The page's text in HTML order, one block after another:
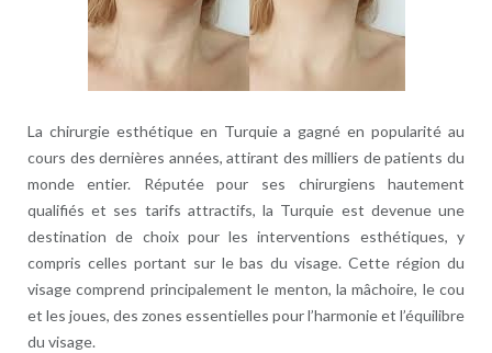
La chirurgie esthétique en Turquie a gagné en popularité au
cours des dernières années, attirant des milliers de patients du
monde entier. Réputée pour ses chirurgiens hautement
qualifiés et ses tarifs attractifs, la Turquie est devenue une
destination de choix pour les interventions esthétiques, y
compris celles portant sur le bas du visage. Cette région du
visage comprend principalement le menton, la mâchoire, le cou
et les joues, des zones essentielles pour l’harmonie et l’équilibre
du visage.